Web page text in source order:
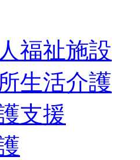
福祉施設
生活介護
支援